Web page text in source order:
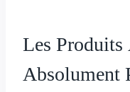
Les
Absolument